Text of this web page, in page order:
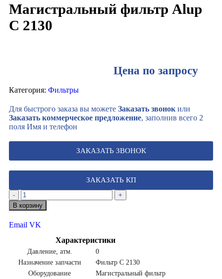
Магистральный фильтр Alup
C 2130
Цена по запросу
Категория: Фильтры
Для быстрого заказа вы можете Заказать звонок или
Заказать коммерческое предложение, заполнив всего 2
поля Имя и телефон
ЗАКАЗАТЬ ЗВОНОК
ЗАКАЗАТЬ КП
-
+
В корзину
Email VK
Характеристики
Давление, атм.
0
Назначение запчасти
Фильтр C 2130
Оборудование
Магистральный фильтр